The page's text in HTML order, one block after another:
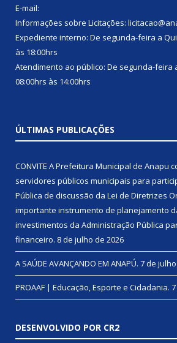
E-mail:
Informações sobre Licitações:
Expediente interno: De segunda-feira a
às 18:00hrs
Atendimento ao público: De segunda-feira
08:00hrs às 14:00hrs
ÚLTIMAS PUBLICAÇÕES
CONVITE A Prefeitura Municipal de Anapu
servidores públicos municipais para
Pública de discussão da Lei de Diretrizes
importante instrumento de planejamento
investimentos da Administração Pública
financeiro. 8 de julho de 2026
A SAÚDE AVANÇANDO EM ANAPÚ. 7 de
PROAAF | Educação, Esporte e Cidadania.
DESENVOLVIDO POR CR2